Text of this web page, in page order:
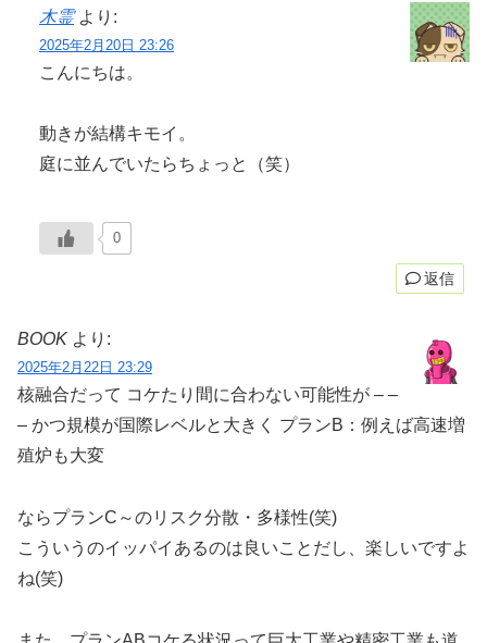
木霊 より:
2025年2月20日 23:26
こんにちは。
動きが結構キモイ。
庭に並んでいたらちょっと（笑）
0
返信
BOOK より:
2025年2月22日 23:29
核融合だって コケたり間に合わない可能性が – –
– かつ規模が国際レベルと大きく プランB：例えば高速増
殖炉も大変
ならプランC～のリスク分散・多様性(笑)
こういうのイッパイあるのは良いことだし、楽しいですよ
ね(笑)